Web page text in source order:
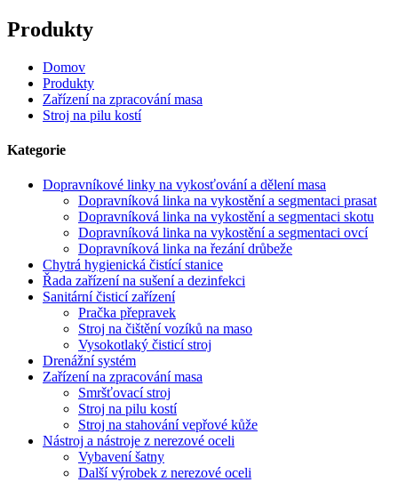
Produkty
Domov
Produkty
Zařízení na zpracování masa
Stroj na pilu kostí
Kategorie
Dopravníkové linky na vykosťování a dělení masa
Dopravníková linka na vykostění a segmentaci prasat
Dopravníková linka na vykostění a segmentaci skotu
Dopravníková linka na vykostění a segmentaci ovcí
Dopravníková linka na řezání drůbeže
Chytrá hygienická čistící stanice
Řada zařízení na sušení a dezinfekci
Sanitární čisticí zařízení
Pračka přepravek
Stroj na čištění vozíků na maso
Vysokotlaký čisticí stroj
Drenážní systém
Zařízení na zpracování masa
Smršťovací stroj
Stroj na pilu kostí
Stroj na stahování vepřové kůže
Nástroj a nástroje z nerezové oceli
Vybavení šatny
Další výrobek z nerezové oceli